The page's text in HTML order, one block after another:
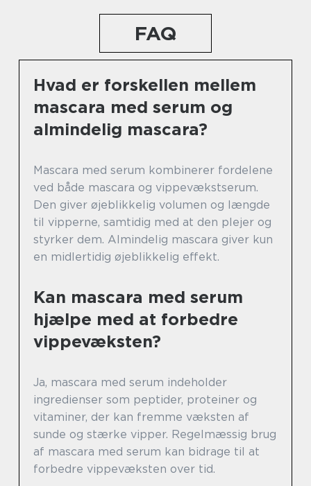
FAQ
Hvad er forskellen mellem
mascara med serum og
almindelig mascara?
Mascara med serum kombinerer fordelene
ved både mascara og vippevækstserum.
Den giver øjeblikkelig volumen og længde
til vipperne, samtidig med at den plejer og
styrker dem. Almindelig mascara giver kun
en midlertidig øjeblikkelig effekt.
Kan mascara med serum
hjælpe med at forbedre
vippevæksten?
Ja, mascara med serum indeholder
ingredienser som peptider, proteiner og
vitaminer, der kan fremme væksten af
sunde og stærke vipper. Regelmæssig brug
af mascara med serum kan bidrage til at
forbedre vippevæksten over tid.